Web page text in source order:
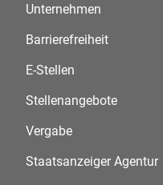
Unternehmen
Barrierefreiheit
E-Stellen
Stellenangebote
Vergabe
Staatsanzeiger Agentur